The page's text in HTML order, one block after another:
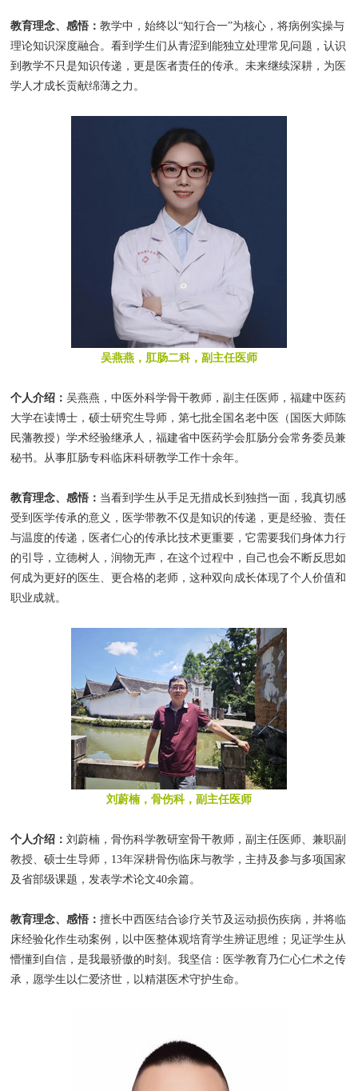
教育理念、感悟：教学中，始终以“知行合一”为核心，将病例实操与
理论知识深度融合。看到学生们从青涩到能独立处理常见问题，认识
到教学不只是知识传递，更是医者责任的传承。未来继续深耕，为医
学人才成长贡献绵薄之力。
吴燕燕，肛肠二科，副主任医师
个人介绍：吴燕燕，中医外科学骨干教师，副主任医师，福建中医药
大学在读博士，硕士研究生导师，第七批全国名老中医（国医大师陈
民藩教授）学术经验继承人，福建省中医药学会肛肠分会常务委员兼
秘书。从事肛肠专科临床科研教学工作十余年。
教育理念、感悟： 当看到学生从手足无措成长到独挡一面，我真切感
受到医学传承的意义，医学带教不仅是知识的传递，更是经验、责任
与温度的传递，医者仁心的传承比技术更重要，它需要我们身体力行
的引导，立德树人，润物无声，在这个过程中，自己也会不断反思如
何成为更好的医生、更合格的老师，这种双向成长体现了个人价值和
职业成就。
刘蔚楠，骨伤科，副主任医师
个人介绍：刘蔚楠，骨伤科学教研室骨干教师，副主任医师、兼职副
教授、硕士生导师，13年深耕骨伤临床与教学，主持及参与多项国家
及省部级课题，发表学术论文40余篇。
教育理念、感悟：擅长中西医结合诊疗关节及运动损伤疾病，并将临
床经验化作生动案例，以中医整体观培育学生辨证思维；见证学生从
懵懂到自信，是我最骄傲的时刻。我坚信：医学教育乃仁心仁术之传
承，愿学生以仁爱济世，以精湛医术守护生命。